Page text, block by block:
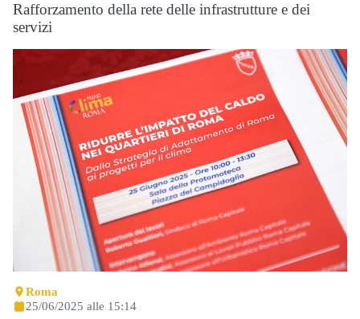
Rafforzamento della rete delle infrastrutture e dei
servizi
Roma
25/06/2025 alle 15:14